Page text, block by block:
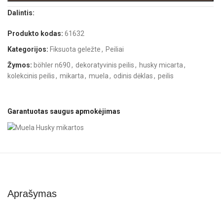
Dalintis:
Produkto kodas:61632
Kategorijos: Fiksuota geležte, Peiliai
Žymos: böhler n690, dekoratyvinis peilis, husky micarta,
kolekcinis peilis, mikarta, muela, odinis dėklas, peilis
Garantuotas saugus apmokėjimas
Aprašymas